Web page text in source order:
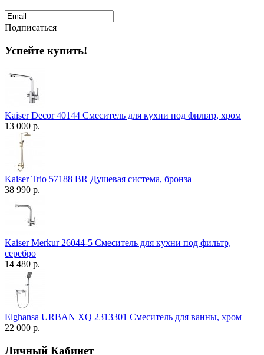
Подписаться
Успейте купить!
Kaiser Decor 40144 Смеситель для кухни под фильтр, хром
13 000 р.
Kaiser Trio 57188 BR Душевая система, бронза
38 990 р.
Kaiser Merkur 26044-5 Смеситель для кухни под фильтр,
серебро
14 480 р.
Elghansa URBAN XQ 2313301 Смеситель для ванны, хром
22 000 р.
Личный Кабинет